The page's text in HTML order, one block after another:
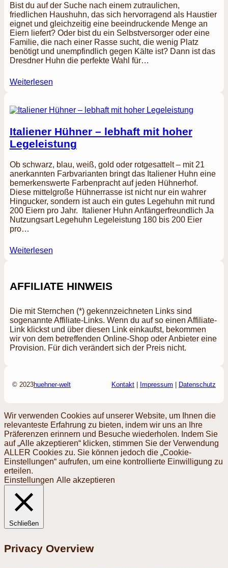
Bist du auf der Suche nach einem zutraulichen,
friedlichen Haushuhn, das sich hervorragend als Haustier
eignet und gleichzeitig eine beeindruckende Menge an
Eiern liefert? Oder bist du ein Selbstversorger oder eine
Familie, die nach einer Rasse sucht, die wenig Platz
benötigt und unempfindlich gegen Kälte ist? Dann ist das
Dresdner Huhn die perfekte Wahl für…
Weiterlesen
Italiener Hühner – lebhaft mit hoher
Legeleistung
Ob schwarz, blau, weiß, gold oder rotgesattelt – mit 21
anerkannten Farbvarianten bringt das Italiener Huhn eine
bemerkenswerte Farbenpracht auf jeden Hühnerhof.
Diese mittelgroße Hühnerrasse ist nicht nur ein wahrer
Hingucker, sondern ist auch ein gutes Legehuhn mit rund
200 Eiern pro Jahr. Italiener Huhn Anfängerfreundlich Ja
Nutzungsart Legehuhn Legeleistung 180 bis 200 Eier
pro…
Weiterlesen
AFFILIATE HINWEIS
Die mit Sternchen (*) gekennzeichneten Links sind
sogenannte Affiliate-Links. Wenn du auf so einen Affiliate-
Link klickst und über diesen Link einkaufst, bekommen
wir von dem betreffenden Online-Shop oder Anbieter eine
Provision. Für dich verändert sich der Preis nicht.
© 2023huehner-welt Kontakt Impressum Datenschutz
Wir verwenden Cookies auf unserer Website, um Ihnen die
relevanteste Erfahrung zu bieten, indem wir uns an Ihre
Präferenzen erinnern und Besuche wiederholen. Indem Sie
auf „Alle akzeptieren“ klicken, stimmen Sie der Verwendung
ALLER Cookies zu. Sie können jedoch die „Cookie-
Einstellungen“ aufrufen, um eine kontrollierte Einwilligung zu
erteilen.
Einstellungen Alle akzeptieren
Schließen
Privacy Overview